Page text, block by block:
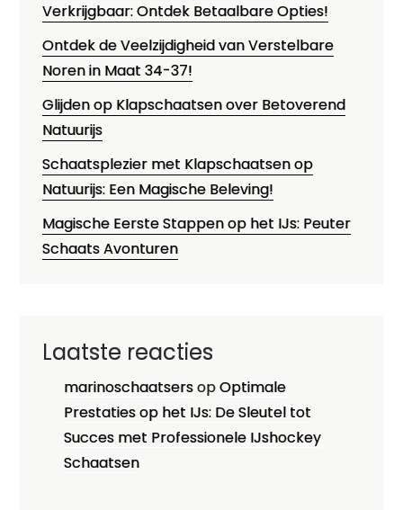
Verkrijgbaar: Ontdek Betaalbare Opties!
Ontdek de Veelzijdigheid van Verstelbare
Noren in Maat 34-37!
Glijden op Klapschaatsen over Betoverend
Natuurijs
Schaatsplezier met Klapschaatsen op
Natuurijs: Een Magische Beleving!
Magische Eerste Stappen op het IJs: Peuter
Schaats Avonturen
Laatste reacties
marinoschaatsersopOptimale
Prestaties op het IJs: De Sleutel tot
Succes met Professionele IJshockey
Schaatsen